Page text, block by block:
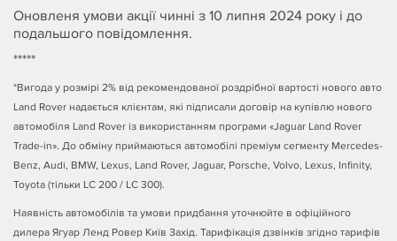
Оновленя умови акції чинні з 10 липня 2024 року і до
подальшого повідомлення.
*****
*Вигода у розмірі 2% від рекомендованої роздрібної вартості нового авто
Land Rover надається клієнтам, які підписали договір на купівлю нового
автомобіля Land Rover із використанням програми «Jaguar Land Rover
Trade-in». До обміну приймаються автомобілі преміум сегменту Mercedes-
Benz, Audi, BMW, Lexus, Land Rover, Jaguar, Porsche, Volvo, Lexus, Infinity,
Toyota (тільки LC 200 / LC 300).
Наявність автомобілів та умови придбання уточнюйте в офіційного
дилера Ягуар Ленд Ровер Київ Захід. Тарифікація дзвінків згідно тарифів